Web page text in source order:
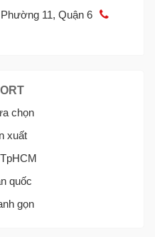
11, Quận 6
chọn
xuất
quốc
gọn